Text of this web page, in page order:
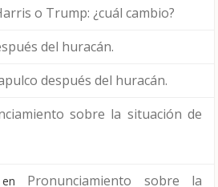
o Trump: ¿cuál cambio?
del huracán.
después del huracán.
sobre la situación de
Pronunciamiento sobre la